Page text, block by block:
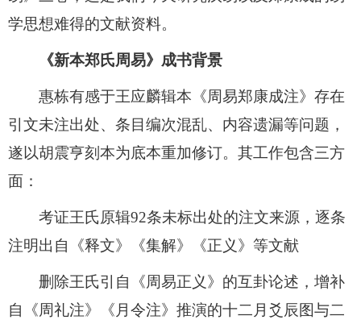
学思想难得的文献资料。
《新本郑氏周易》成书背景
惠栋有感于王应麟辑本《周易郑康成注》存在
引文未注出处、条目编次混乱、内容遗漏等问题，
遂以胡震亨刻本为底本重加修订。其工作包含三方
面：
考证王氏原辑92条未标出处的注文来源，逐条
注明出自《释文》《集解》《正义》等文献
删除王氏引自《周易正义》的互卦论述，增补
自《周礼注》《月令注》推演的十二月爻辰图与二